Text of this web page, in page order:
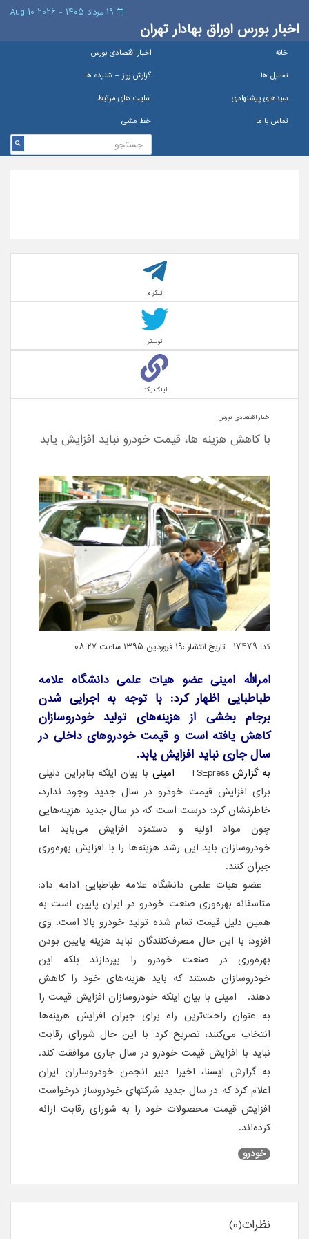
اخبار بورس اوراق بهادار تهران
خانه
اخبار اقتصادی بورس
تحلیل ها
گزارش روز – شنيده ها
سبدهای پیشنهادی
سایت های مرتبط
تماس با ما
خط مشی
تلگرام
توییتر
لینک یکتا
اخبار اقتصادی بورس
با کاهش هزینه ها، قیمت خودرو نباید افزایش یابد
کد: 17479 تاریخ انتشار :۱۹ فروردین ۱۳۹۵ ساعت ۰۸:۲۷
امرالله امینی عضو هیات علمی دانشگاه علامه
طباطبایی اظهار کرد: با توجه به اجرایی شدن
برجام بخشی از هزینه‌های تولید خودروسازان
کاهش یافته است و قیمت خودروهای داخلی در
سال جاری نباید افزایش یابد.
به گزارشTSEpress امینی با بیان اینکه بنابراین دلیلی
برای افزایش قیمت خودرو در سال جدید وجود ندارد،
خاطرنشان کرد: درست است که در سال جدید هزینه‌هایی
چون مواد اولیه و دستمزد افزایش می‌یابد اما
خودروسازان باید این رشد هزینه‌ها را با افزایش بهره‌وری
جبران کنند.
عضو هیات علمی دانشگاه علامه طباطبایی ادامه داد:
متاسفانه بهره‌وری صنعت خودرو در ایران پایین است به
همین دلیل قیمت تمام شده تولید خودرو بالا است. وی
افزود: با این حال مصرف‌کنندگان نباید هزینه پایین بودن
بهره‌وری در صنعت خودرو را بپردازند بلکه این
خودروسازان هستند که باید هزینه‌های خود را کاهش
دهند. امینی با بیان اینکه خودروسازان افزایش قیمت را
به عنوان راحت‌ترین راه برای جبران افزایش هزینه‌ها
انتخاب می‌کنند، تصریح کرد: با این حال شورای رقابت
نباید با افزایش قیمت خودرو در سال جاری موافقت کند.
به گزارش ایسنا، اخیرا دبیر انجمن خودروسازان ایران
اعلام کرد که در سال جدید شرکتهای خودروساز درخواست
افزایش قیمت محصولات خود را به شورای رقابت ارائه
کرده‌اند.
خودرو
نظرات(0)